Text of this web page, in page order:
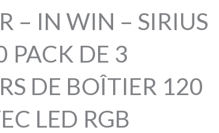
– IN WIN – SIRIUS
PACK DE 3
DE BOÎTIER 120
LED RGB